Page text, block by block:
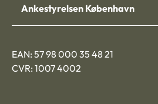
Ankestyrelsen København
EAN: 57 98 000 35 48 21
CVR: 1007 4002